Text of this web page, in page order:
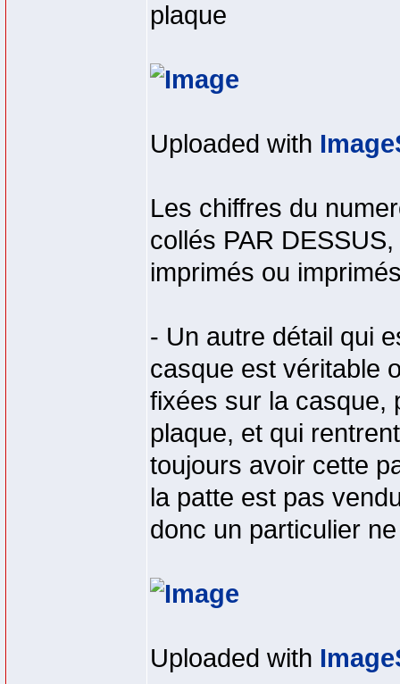
plaque
Uploaded with
Les chiffres du
collés PAR
imprimés ou
- Un autre détail qui
casque est véritable
fixées sur la casque,
plaque, et qui
toujours avoir cette
la patte est pas
donc un particulier
Uploaded with